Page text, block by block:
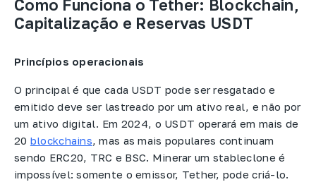
Como Funciona o Tether: Blockchain,
Capitalização e Reservas USDT
Princípios operacionais
O principal é que cada USDT pode ser resgatado e
emitido deve ser lastreado por um ativo real, e não por
um ativo digital. Em 2024, o USDT operará em mais de
20 blockchains, mas as mais populares continuam
sendo ERC20, TRC e BSC. Minerar um stableclone é
impossível: somente o emissor, Tether, pode criá-lo.